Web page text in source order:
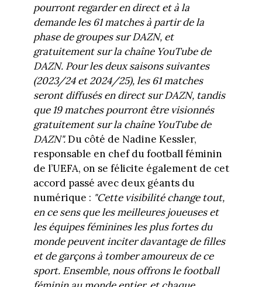
pourront regarder en direct et à la
demande les 61 matches à partir de la
phase de groupes sur DAZN, et
gratuitement sur la chaîne YouTube de
DAZN. Pour les deux saisons suivantes
(2023/24 et 2024/25), les 61 matches
seront diffusés en direct sur DAZN, tandis
que 19 matches pourront être visionnés
gratuitement sur la chaîne YouTube de
DAZN".Du côté de Nadine Kessler,
responsable en chef du football féminin
de l’UEFA, on se félicite également de cet
accord passé avec deux géants du
numérique : "Cette visibilité change tout,
en ce sens que les meilleures joueuses et
les équipes féminines les plus fortes du
monde peuvent inciter davantage de filles
et de garçons à tomber amoureux de ce
sport. Ensemble, nous offrons le football